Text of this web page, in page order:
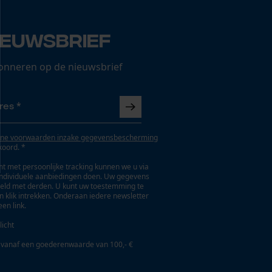
op de nieuwsbrief
voorwaarden inzake gegevensbescherming
*
met persoonlijke tracking kunnen we u via
aanbiedingen doen. Uw gegevens
met derden. U kunt uw toestemming te
klik intrekken. Onderaan iedere newsletter
link.
een goederenwaarde van 100,- €